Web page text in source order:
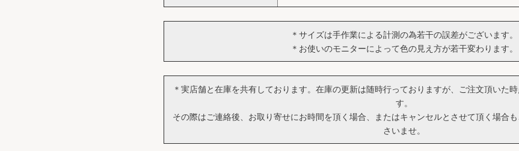
＊サイズは手作業による計測の為若干の誤差がございます。
＊お使いのモニターによって色の見え方が若干変わります。
＊実店舗と在庫を共有しております。在庫の更新は随時行っておりますが、ご注文頂いた
す。
その際はご連絡後、お取り寄せにお時間を頂く場合、またはキャンセルとさせて頂く場合
さいませ。